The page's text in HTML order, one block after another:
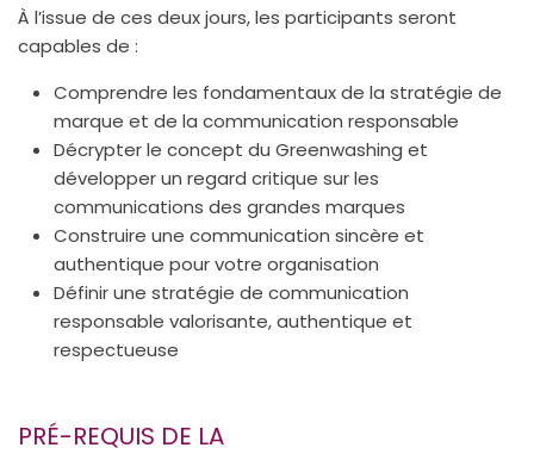
À l’issue de ces deux jours, les participants seront
capables de :
Comprendre les fondamentaux de la stratégie de
marque et de la communication responsable
Décrypter le concept du Greenwashing et
développer un regard critique sur les
communications des grandes marques
Construire une communication sincère et
authentique pour votre organisation
Définir une stratégie de communication
responsable valorisante, authentique et
respectueuse
PRÉ-REQUIS DE LA